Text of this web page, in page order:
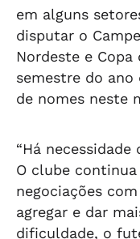
em alguns
disputar o
Nordeste e
semestre do ano
de nomes neste
“Há
O clube
negociações
agregar e dar
dificuldade, o